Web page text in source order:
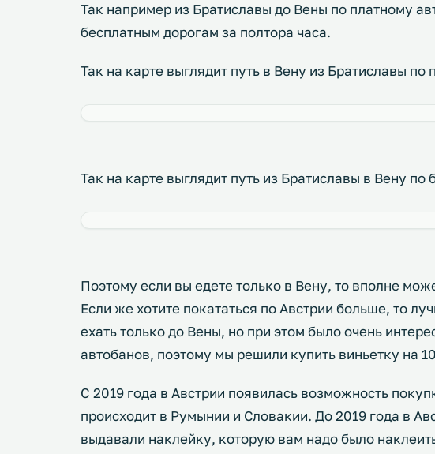
Так например из Братиславы до Вены по платному
бесплатным дорогам за полтора часа.
Так на карте выглядит путь в Вену из Братиславы
Так на карте выглядит путь из Братиславы в Вену
Поэтому если вы едете только в Вену, то вполне
Если же хотите покататься по Австрии больше, то
ехать только до Вены, но при этом было очень
автобанов, поэтому мы решили купить виньетку на
С 2019 года в Австрии появилась возможность
происходит в Румынии и Словакии. До 2019 года в
выдавали наклейку, которую вам надо было